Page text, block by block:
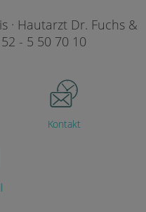
· Hautarzt Dr. Fuchs &
- 5 50 70 10
Kontakt